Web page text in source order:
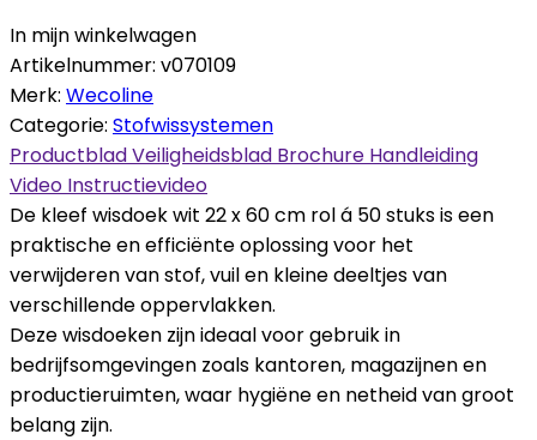
In mijn winkelwagen
Artikelnummer: v070109
Merk: Wecoline
Categorie: Stofwissystemen
ProductbladVeiligheidsblad Brochure Handleiding
Video Instructievideo
De kleef wisdoek wit 22 x 60 cm rol á 50 stuks is een
praktische en efficiënte oplossing voor het
verwijderen van stof, vuil en kleine deeltjes van
verschillende oppervlakken.
Deze wisdoeken zijn ideaal voor gebruik in
bedrijfsomgevingen zoals kantoren, magazijnen en
productieruimten, waar hygiëne en netheid van groot
belang zijn.